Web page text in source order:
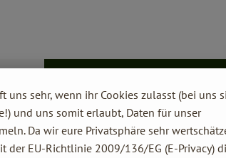
uns sehr, wenn ihr Cookies zulasst (bei uns
und uns somit erlaubt, Daten für unser
Da wir eure Privatsphäre sehr
der EU-Richtlinie 2009/136/EG (E-Privacy)